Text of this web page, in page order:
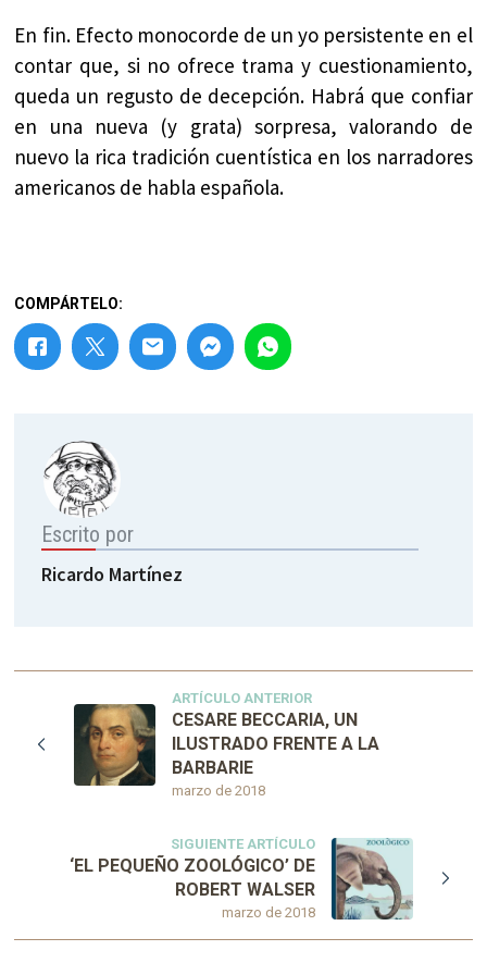
En fin. Efecto monocorde de un yo persistente en el
contar que, si no ofrece trama y cuestionamiento,
queda un regusto de decepción. Habrá que confiar
en una nueva (y grata) sorpresa, valorando de
nuevo la rica tradición cuentística en los narradores
americanos de habla española.
COMPÁRTELO:
Escrito por
Ricardo Martínez
ARTÍCULO ANTERIOR
marzo de 2018
CESARE BECCARIA, UN
ILUSTRADO FRENTE A LA
BARBARIE
SIGUIENTE ARTÍCULO
marzo de 2018
‘EL PEQUEÑO ZOOLÓGICO’ DE
ROBERT WALSER